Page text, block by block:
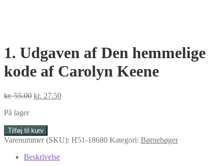
1. Udgaven af Den hemmelige
kode af Carolyn Keene
kr.55.00 Den
kr. 55.00.
kr. 27.50Den
På lager
1.
Udgaven
Den
Tilføj til kurv
Varenummer (SKU): H51-18680 Kategori: Børnebøger
Beskrivelse